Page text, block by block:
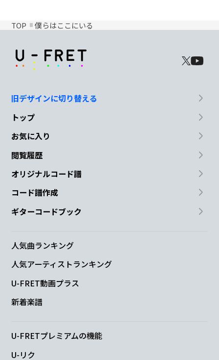
TOP 僕らはここにいる
旧デザインに切り替える
トップ
お気に入り
閲覧履歴
オリジナルコード譜
コード譜作成
ギターコードブック
人気曲ランキング
人気アーティストランキング
U-FRET動画プラス
新着楽譜
U-FRETプレミアムの機能
U-リク